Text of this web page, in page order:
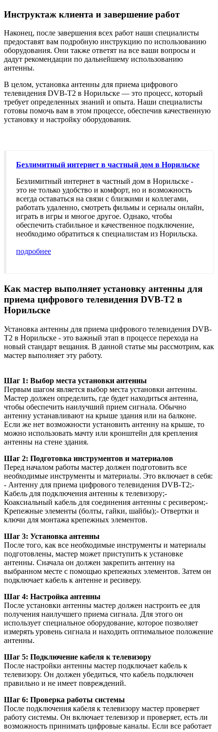
Инструктаж клиента и завершение работ
Наконец, после завершения всех работ наши специалисты
предоставят вам подробную инструкцию по использованию
оборудования. Они также ответят на все ваши вопросы и
дадут рекомендации по дальнейшему использованию
антенны.
В целом, установка антенны для приема цифрового
телевидения DVB-T2 в Норильске — это процесс, который
требует определенных знаний и опыта. Наши специалисты
готовы помочь вам в этом процессе, обеспечив качественную
установку и настройку оборудования.
Безлимитный интернет в частный дом в Норильске
Безлимитный интернет в частный дом в Норильске -
это не только удобство и комфорт, но и возможность
всегда оставаться на связи с близкими и коллегами,
работать удаленно, смотреть фильмы и сериалы онлайн,
играть в игры и многое другое. Однако, чтобы
обеспечить стабильное и качественное подключение,
необходимо обратиться к специалистам из Норильска.
подробнее
Как мастер выполняет установку антенны для
приема цифрового телевидения DVB-T2 в
Норильске
Установка антенны для приема цифрового телевидения DVB-
T2 в Норильске - это важный этап в процессе перехода на
новый стандарт вещания. В данной статье мы рассмотрим, как
мастер выполняет эту работу.
Шаг 1: Выбор места установки антенны
Первым шагом является выбор места установки антенны.
Мастер должен определить, где будет находиться антенна,
чтобы обеспечить наилучший прием сигнала. Обычно
антенну устанавливают на крыше здания или на балконе.
Если же нет возможности установить антенну на крыше, то
можно использовать мачту или кронштейн для крепления
антенны на стене здания.
Шаг 2: Подготовка инструментов и материалов
Перед началом работы мастер должен подготовить все
необходимые инструменты и материалы. Это включает в себя:
- Антенну для приема цифрового телевидения DVB-T2;-
Кабель для подключения антенны к телевизору;-
Коаксиальный кабель для соединения антенны с ресивером;-
Крепежные элементы (болты, гайки, шайбы);- Отвертки и
ключи для монтажа крепежных элементов.
Шаг 3: Установка антенны
После того, как все необходимые инструменты и материалы
подготовлены, мастер может приступить к установке
антенны. Сначала он должен закрепить антенну на
выбранном месте с помощью крепежных элементов. Затем он
подключает кабель к антенне и ресиверу.
Шаг 4: Настройка антенны
После установки антенны мастер должен настроить ее для
получения наилучшего приема сигнала. Для этого он
использует специальное оборудование, которое позволяет
измерять уровень сигнала и находить оптимальное положение
антенны.
Шаг 5: Подключение кабеля к телевизору
После настройки антенны мастер подключает кабель к
телевизору. Он должен убедиться, что кабель подключен
правильно и не имеет повреждений.
Шаг 6: Проверка работы системы
После подключения кабеля к телевизору мастер проверяет
работу системы. Он включает телевизор и проверяет, есть ли
возможность принимать цифровые каналы. Если все работает